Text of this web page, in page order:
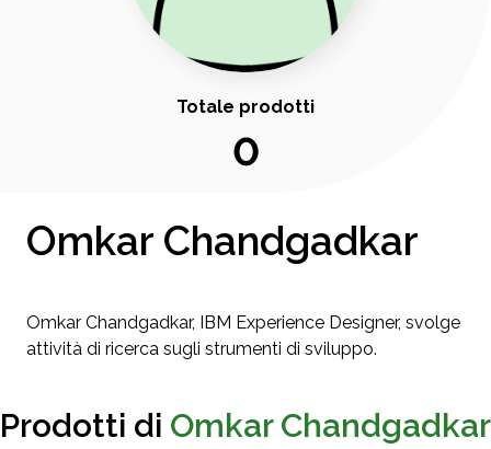
Totale prodotti
0
Omkar Chandgadkar
Omkar Chandgadkar, IBM Experience Designer, svolge
attività di ricerca sugli strumenti di sviluppo.
Prodotti di Omkar Chandgadkar